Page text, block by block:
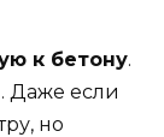
к бетону.
Даже если
но